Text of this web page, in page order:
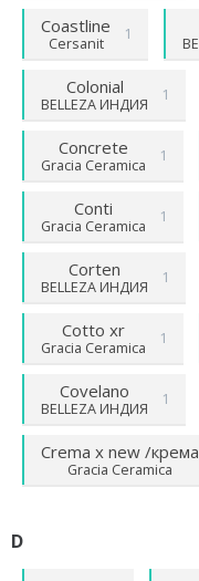
Coastline
Cersanit
1
Colonial
BELLEZA ИНДИЯ
1
Concrete
Gracia Ceramica
1
Conti
Gracia Ceramica
1
Corten
BELLEZA ИНДИЯ
1
Cotto хr
Gracia Ceramica
1
Covelano
BELLEZA ИНДИЯ
1
Crema х new /крема
Gracia Ceramica
D